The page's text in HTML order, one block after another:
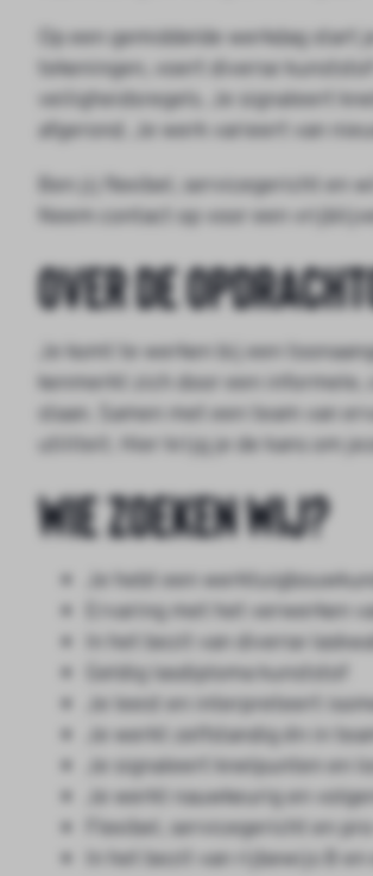
Op een gemiddelde werkdag
tekeningen, voert diverse
veiligheidsregels. Je signaleert
afgerond. Je werk varieert van
Ben jij flexibel, servicegericht en
Neem contact op voor een
Over de
Je komt te werken bij een
kenmerkt zich door een
staan. Samen met een team van
utiliteit. Hier krijg je de kans om
Wie zoeken wij?
Je hebt een
Ervaring met het verwerken
In het bezit van diverse
Geldig lasdiploma kunststof
Je leest en interpreteert
Je werkt zelfstandig én in
Je signaleert knelpunten en
Je werkt nauwkeurig en
Flexibel, servicegericht en
In het bezit van rijbewijs B en